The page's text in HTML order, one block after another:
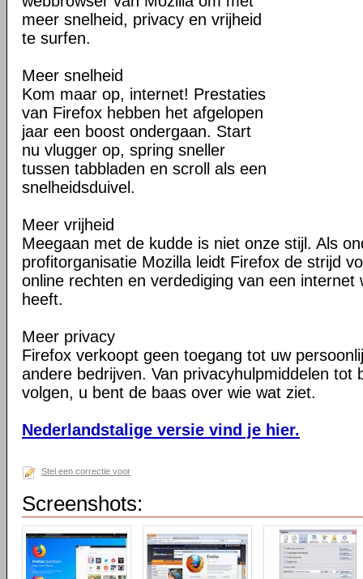
meer snelheid, privacy en vrijheid
te surfen.
Meer snelheid
Kom maar op, internet! Prestaties
van Firefox hebben het afgelopen
jaar een boost ondergaan. Start
nu vlugger op, spring sneller
tussen tabbladen en scroll als een
snelheidsduivel.
Meer vrijheid
Meegaan met de kudde is niet onze stijl. Als
profitorganisatie Mozilla leidt Firefox de strijd
online rechten en verdediging van een internet
heeft.
Meer privacy
Firefox verkoopt geen toegang tot uw
andere bedrijven. Van privacyhulpmiddelen tot
volgen, u bent de baas over wie wat ziet.
Nederlandstalige versie vind je hier.
Stel een correctie voor
Screenshots: